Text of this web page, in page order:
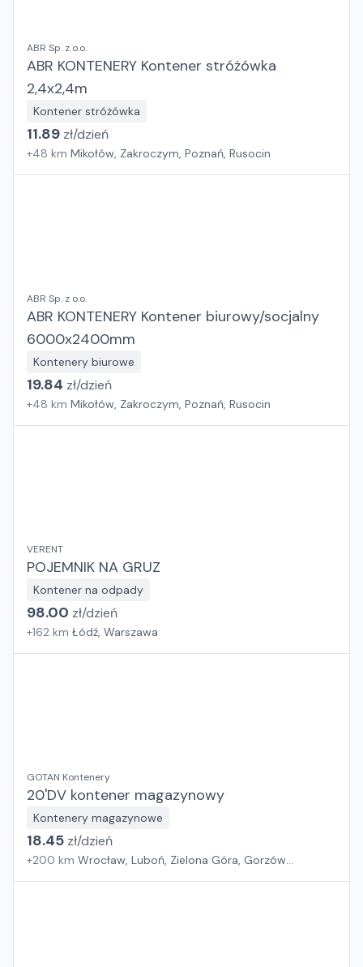
ABR Sp. z o.o.
ABR KONTENERY Kontener stróżówka
2,4x2,4m
Kontener stróżówka
11.89 zł/dzień
+48 km Mikołów, Zakroczym, Poznań, Rusocin
ABR Sp. z o.o.
ABR KONTENERY Kontener biurowy/socjalny
6000x2400mm
Kontenery biurowe
19.84 zł/dzień
+48 km Mikołów, Zakroczym, Poznań, Rusocin
VERENT
POJEMNIK NA GRUZ
Kontener na odpady
98.00 zł/dzień
+162 km Łódź, Warszawa
GOTAN Kontenery
20'DV kontener magazynowy
Kontenery magazynowe
18.45 zł/dzień
+200 km Wrocław, Luboń, Zielona Góra, Gorzów